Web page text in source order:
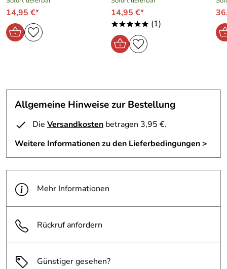
Material entspricht der Abbildung und meiner Erwartung.
Lieferung war schnell.
Immer wieder.
14,95 €* 14,95 €*
***** (1)
Allgemeine Hinweise zur Bestellung
Die Versandkosten betragen 3,95 €.
Weitere Informationen zu den Lieferbedingungen >
Mehr Informationen
Rückruf anfordern
Günstiger gesehen?